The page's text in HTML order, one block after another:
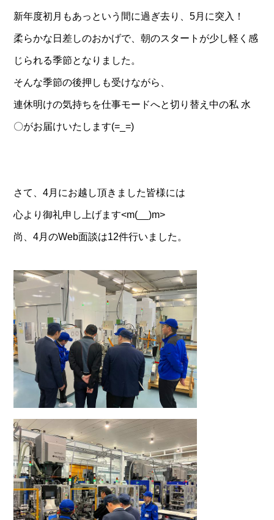
新年度初月もあっという間に過ぎ去り、5月に突入！
柔らかな日差しのおかげで、朝のスタートが少し軽く感
じられる季節となりました。
そんな季節の後押しも受けながら、
連休明けの気持ちを仕事モードへと切り替え中の私 水
〇がお届けいたします(=_=)
さて、4月にお越し頂きました皆様には
心より御礼申し上げます<m(__)m>
尚、4月のWeb面談は12件行いました。